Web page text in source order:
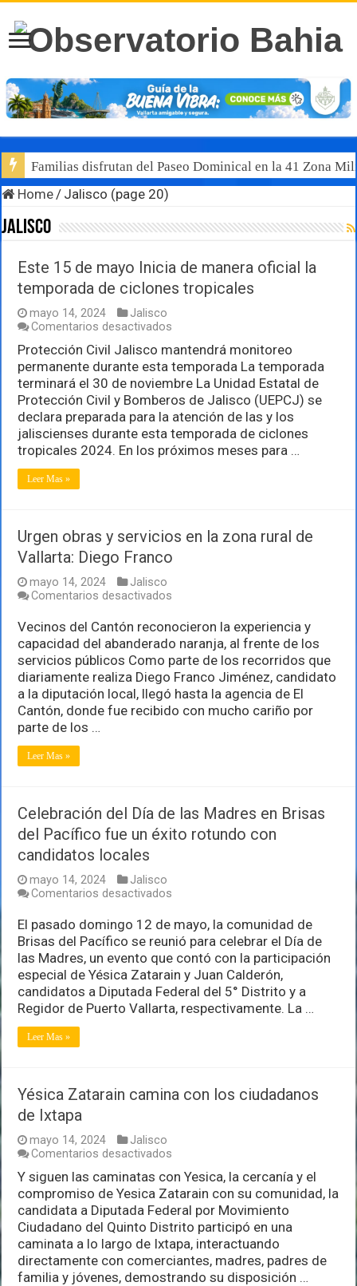
Familias disfrutan del Paseo Dominical en la 41 Zona
Luis Munguía destaca, junto al gobernador Pablo
Home / Jalisco (page 20)
Jalisco
Este 15 de mayo Inicia de manera oficial la
temporada de ciclones tropicales
mayo 14, 2024
Jalisco
Comentarios desactivados
15
de
mayo
Inicia
de
manera
oficial
la
Protección Civil Jalisco mantendrá monitoreo
permanente durante esta temporada La temporada
terminará el 30 de noviembre La Unidad Estatal de
Protección Civil y Bomberos de Jalisco (UEPCJ) se
declara preparada para la atención de las y los
jaliscienses durante esta temporada de ciclones
tropicales 2024. En los próximos meses para …
Leer Mas »
Urgen obras y servicios en la zona rural de
Vallarta: Diego Franco
mayo 14, 2024
Jalisco
Comentarios desactivados
obras
y
servicios
en
la
zona
de
Vecinos del Cantón reconocieron la experiencia y
capacidad del abanderado naranja, al frente de los
servicios públicos Como parte de los recorridos que
diariamente realiza Diego Franco Jiménez, candidato
a la diputación local, llegó hasta la agencia de El
Cantón, donde fue recibido con mucho cariño por
parte de los …
Leer Mas »
Celebración del Día de las Madres en Brisas
del Pacífico fue un éxito rotundo con
candidatos locales
mayo 14, 2024
Jalisco
Comentarios desactivados
del
Día
de
las
Madres
en
del
con
El pasado domingo 12 de mayo, la comunidad de
Brisas del Pacífico se reunió para celebrar el Día de
las Madres, un evento que contó con la participación
especial de Yésica Zatarain y Juan Calderón,
candidatos a Diputada Federal del 5° Distrito y a
Regidor de Puerto Vallarta, respectivamente. La …
Leer Mas »
Yésica Zatarain camina con los ciudadanos
de Ixtapa
mayo 14, 2024
Jalisco
Comentarios desactivados
Zatarain
camina
con
los
ciudadanos
de
Ixtapa
Y siguen las caminatas con Yesica, la cercanía y el
compromiso de Yesica Zatarain con su comunidad, la
candidata a Diputada Federal por Movimiento
Ciudadano del Quinto Distrito participó en una
caminata a lo largo de Ixtapa, interactuando
directamente con comerciantes, madres, padres de
familia y jóvenes, demostrando su disposición …